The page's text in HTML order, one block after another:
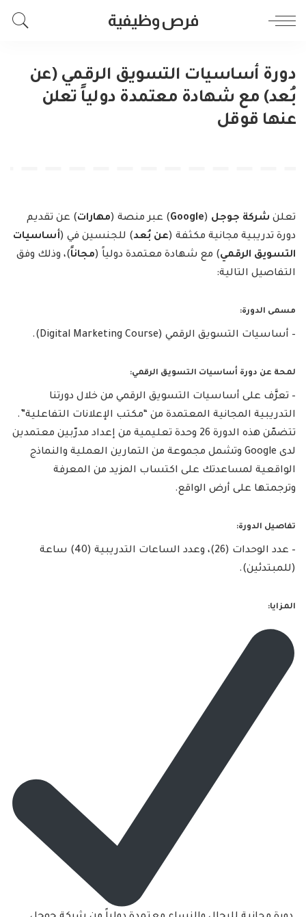
فرص وظيفية
دورة أساسيات التسويق الرقمي (عن
بُعد) مع شهادة معتمدة دولياً تعلن
عنها قوقل
تعلن شركة جوجل (
Google) عبر منصة (مهارات) عن تقديم
دورة تدريبية مجانية مكثفة (عن بُعد) للجنسين في (أساسيات
التسويق الرقمي) مع شهادة معتمدة دولياً (مجاناً)، وذلك وفق
التفاصيل التالية:
مسمى الدورة:
– أساسيات التسويق الرقمي (Digital Marketing Course).
لمحة عن دورة أساسيات التسويق الرقمي:
– تعرَّف على أساسيات التسويق الرقمي من خلال دورتنا
التدريبية المجانية المعتمدة من “مكتب الإعلانات التفاعلية”.
تتضمّن هذه الدورة 26 وحدة تعليمية من إعداد مدرّبين معتمدين
لدى Google وتشمل مجموعة من التمارين العملية والنماذج
الواقعية لمساعدتك على اكتساب المزيد من المعرفة
وترجمتها على أرض الواقع.
تفاصيل الدورة:
– عدد الوحدات (26)، وعدد الساعات التدريبية (40) ساعة
(للمبتدئين).
المزايا: